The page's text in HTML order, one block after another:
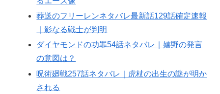
葬送のフリーレンネタバレ最新話129話確定速報
｜影なる戦士が判明
ダイヤモンドの功罪54話ネタバレ｜嬉野の発言
の意図は？
呪術廻戦257話ネタバレ｜虎杖の出生の謎が明か
される